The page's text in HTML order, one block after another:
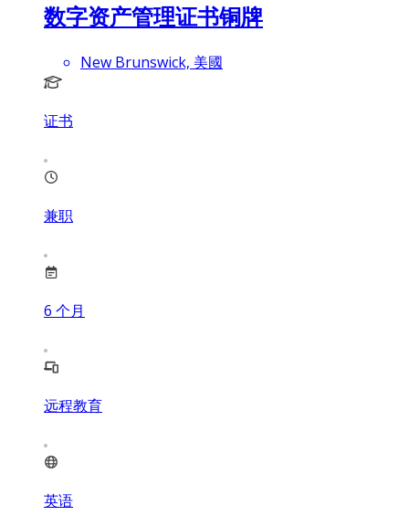
数字资产管理证书铜牌
New Brunswick, 美國
证书
兼职
6 个月
远程教育
英语